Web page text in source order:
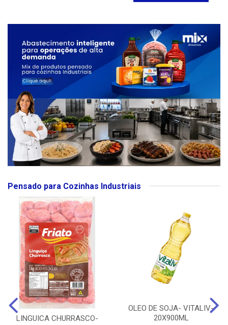
Pensado para Cozinhas Industriais
LINGUICA CHURRASCO-
OLEO DE SOJA- VITALIV-
20X900ML